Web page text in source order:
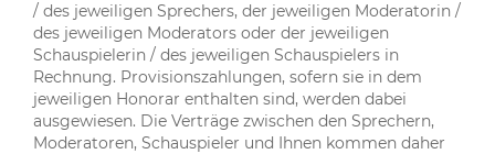
/ des jeweiligen Sprechers, der jeweiligen Moderatorin /
des jeweiligen Moderators oder der jeweiligen
Schauspielerin / des jeweiligen Schauspielers in
Rechnung. Provisionszahlungen, sofern sie in dem
jeweiligen Honorar enthalten sind, werden dabei
ausgewiesen. Die Verträge zwischen den Sprechern,
Moderatoren, Schauspieler und Ihnen kommen daher